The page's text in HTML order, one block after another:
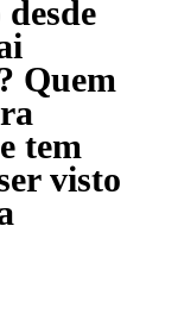
Quem
tem
visto